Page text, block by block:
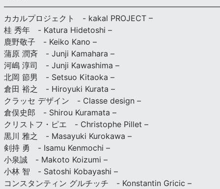
カカルプロジェクト - kakal PROJECT –
桂 秀年 - Katura Hidetoshi –
鹿野敬子 - Keiko Kano –
蒲原 潤斉 - Junji Kamahara –
河嶋 淳司 - Junji Kawashima –
北岡 節男 - Setsuo Kitaoka –
倉田 裕之 - Hiroyuki Kurata –
クラッセ デザイン - Classe design –
倉俣史郎 - Shirou Kuramata –
クリストフ・ピエ - Christophe Pillet –
黒川 雅之 - Masayuki Kurokawa –
剣持 勇 - Isamu Kenmochi –
小泉誠 - Makoto Koizumi –
小林 智 - Satoshi Kobayashi –
コンスタンティン グルチッチ - Konstantin Gricic –